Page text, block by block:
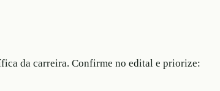
da carreira. Confirme no edital e priorize: